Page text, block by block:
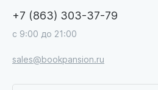
+7 (863) 303-37-79
с 9:00 до 21:00
sales@bookpansion.ru